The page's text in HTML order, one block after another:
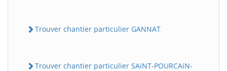
Trouver chantier particulier GANNAT
Trouver chantier particulier SAiNT-POURCAiN-